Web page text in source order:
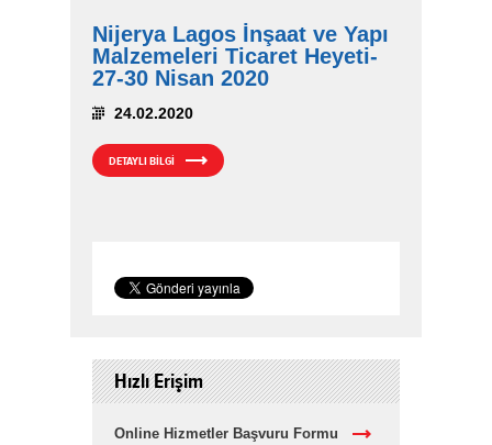
Nijerya Lagos İnşaat ve Yapı
Malzemeleri Ticaret Heyeti-
27-30 Nisan 2020
24.02.2020
DETAYLI BİLGİ
Hızlı Erişim
Online Hizmetler Başvuru Formu